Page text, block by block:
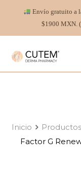
Envío gratuito a
$1900 MXN.
Inicio Productos
Factor G